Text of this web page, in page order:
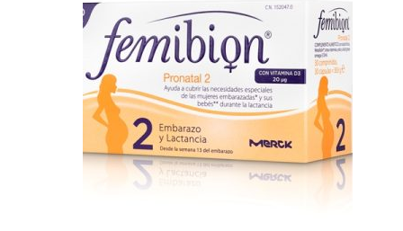
original
era:
20,95 €.
es:
17,69 €.